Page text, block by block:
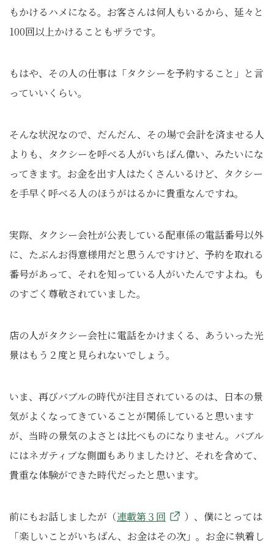
もかけるハメになる。お客さんは何人もいるから、延々と
100回以上かけることもザラです。
もはや、その人の仕事は「タクシーを予約すること」と言
っていいくらい。
そんな状況なので、だんだん、その場で会計を済ませる人
よりも、タクシーを呼べる人がいちばん偉い、みたいにな
ってきます。お金を出す人はたくさんいるけど、タクシー
を手早く呼べる人のほうがはるかに貴重なんですね。
実際、タクシー会社が公表している配車係の電話番号以外
に、たぶんお得意様用だと思うんですけど、予約を取れる
番号があって、それを知っている人がいたんですよね。も
のすごく尊敬されていました。
店の人がタクシー会社に電話をかけまくる、あういった光
景はもう２度と見られないでしょう。
いま、再びバブルの時代が注目されているのは、日本の景
気がよくなってきていることが関係していると思います
が、当時の景気のよさとは比べものになりません。バブル
にはネガティブな側面もありましたけど、それを含めて、
貴重な体験ができた時代だったと思います。
前にもお話しましたが（連載第３回
）、僕にとっては
「楽しいことがいちばん、お金はその次」。お金に執着し